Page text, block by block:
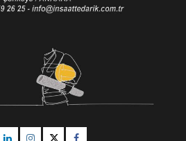
Linkedinİnstagram
TwitterFacebook